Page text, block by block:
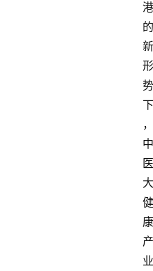
港
的
新
形
势
下
，
中
医
大
健
康
产
业